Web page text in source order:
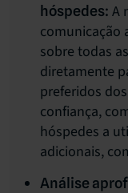
hóspedes: A
comunicação
sobre todas
diretamente
preferidos
confiança,
hóspedes a
adicionais,
Análise